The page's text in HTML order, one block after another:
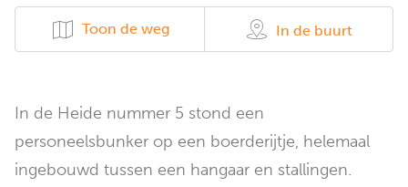
Toon de weg In de buurt
In de Heide nummer 5 stond een
personeelsbunker op een boerderijtje, helemaal
ingebouwd tussen een hangaar en stallingen.